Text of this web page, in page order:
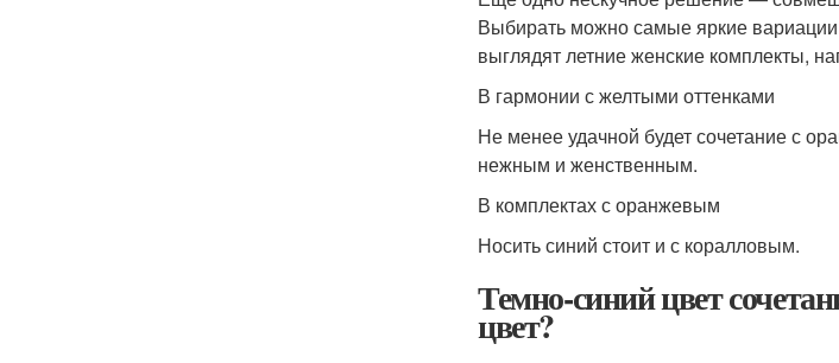
Выбирать можно самые яркие
выглядят летние женские комплекты,
В гармонии с желтыми оттенками
Не менее удачной будет сочетание с
нежным и женственным.
В комплектах с оранжевым
Носить синий стоит и с коралловым.
Темно-синий цвет
цвет?